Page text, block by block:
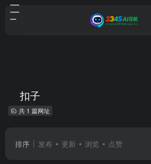
扣子
共 1 篇网址
排序 发布 更新 浏览 点赞